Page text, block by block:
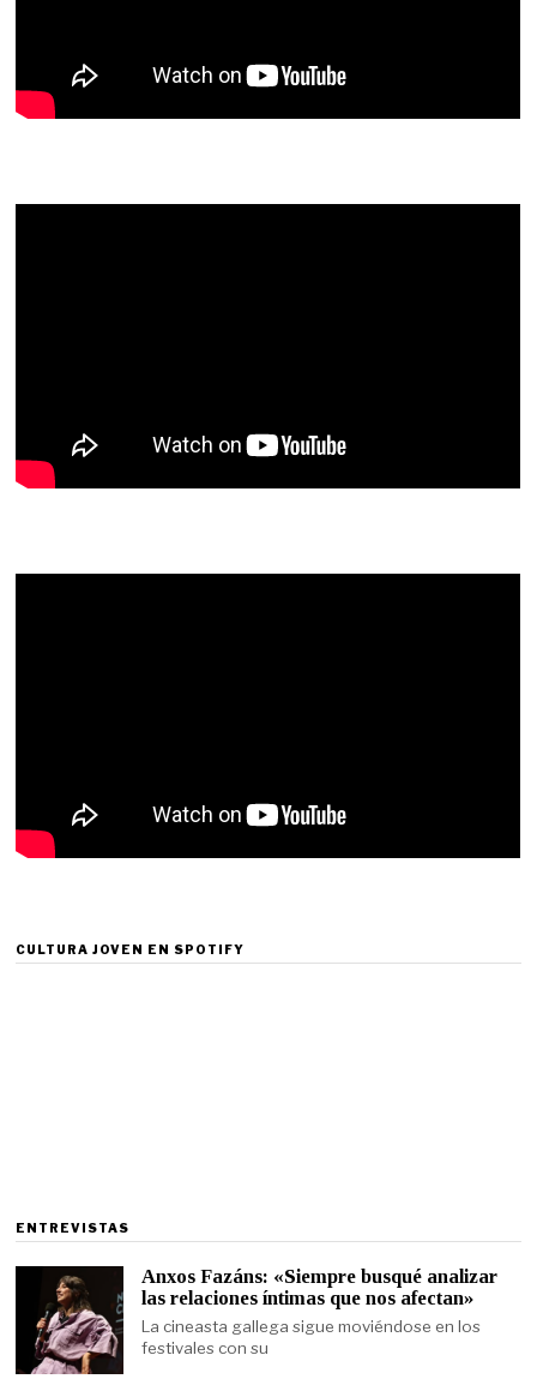
CULTURA JOVEN EN SPOTIFY
ENTREVISTAS
Anxos Fazáns: «Siempre busqué analizar
las relaciones íntimas que nos afectan»
La cineasta gallega sigue moviéndose en los
festivales con su